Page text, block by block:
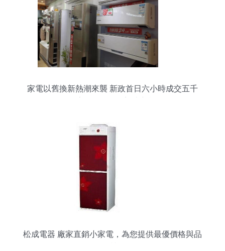
家電以舊換新熱潮來襲 新政首日六小時成交五千
松成電器 廠家直銷小家電，為您提供最優價格與品